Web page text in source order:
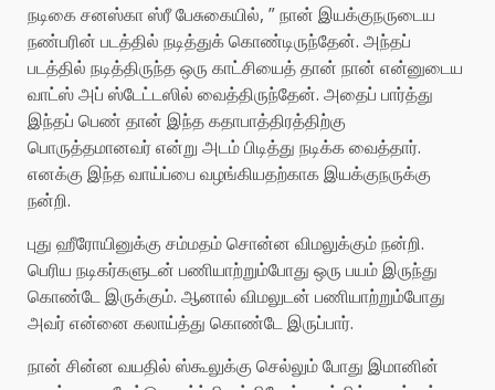
நடிகை சனஸ்கா ஸ்ரீ பேசுகையில், ” நான் இயக்குநருடைய
நண்பரின் படத்தில் நடித்துக் கொண்டிருந்தேன். அந்தப்
படத்தில் நடித்திருந்த ஒரு காட்சியைத் தான் நான் என்னுடைய
வாட்ஸ் அப் ஸ்டேட்டஸில் வைத்திருந்தேன். அதைப் பார்த்து
இந்தப் பெண் தான் இந்த கதாபாத்திரத்திற்கு
பொருத்தமானவர் என்று அடம் பிடித்து நடிக்க வைத்தார்.
எனக்கு இந்த வாய்ப்பை வழங்கியதற்காக இயக்குநருக்கு
நன்றி.‌
புது ஹீரோயினுக்கு சம்மதம் சொன்ன விமலுக்கும் நன்றி.
பெரிய நடிகர்களுடன் பணியாற்றும்போது ஒரு பயம் இருந்து
கொண்டே இருக்கும். ஆனால் விமலுடன் பணியாற்றும்போது
அவர் என்னை கலாய்த்து கொண்டே இருப்பார்.
நான் சின்ன வயதில் ஸ்கூலுக்கு செல்லும் போது இமானின்